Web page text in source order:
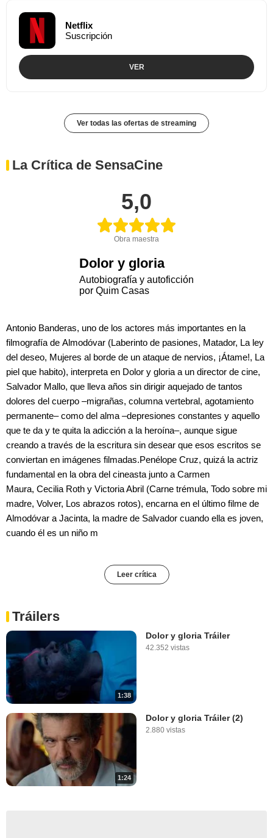
Netflix
Suscripción
VER
Ver todas las ofertas de streaming
La Crítica de SensaCine
5,0
Obra maestra
Dolor y gloria
Autobiografía y autoficción
por Quim Casas
Antonio Banderas, uno de los actores más importantes en la
filmografía de Almodóvar (Laberinto de pasiones, Matador, La ley
del deseo, Mujeres al borde de un ataque de nervios, ¡Átame!, La
piel que habito), interpreta en Dolor y gloria a un director de cine,
Salvador Mallo, que lleva años sin dirigir aquejado de tantos
dolores del cuerpo –migrañas, columna vertebral, agotamiento
permanente– como del alma –depresiones constantes y aquello
que te da y te quita la adicción a la heroína–, aunque sigue
creando a través de la escritura sin desear que esos escritos se
conviertan en imágenes filmadas.Penélope Cruz, quizá la actriz
fundamental en la obra del cineasta junto a Carmen
Maura, Cecilia Roth y Victoria Abril (Carne trémula, Todo sobre mi
madre, Volver, Los abrazos rotos), encarna en el último filme de
Almodóvar a Jacinta, la madre de Salvador cuando ella es joven,
cuando él es un niño m
Leer crítica
Tráilers
1:38
Dolor y gloria Tráiler
42.352 vistas
1:24
Dolor y gloria Tráiler (2)
2.880 vistas